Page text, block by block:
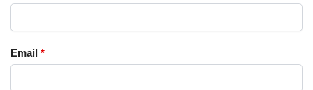
Email *